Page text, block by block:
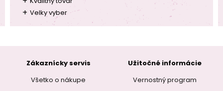
+ Velky vyber
Zákaznícky servis
Všetko o nákupe
Užitočné informácie
Vernostný program